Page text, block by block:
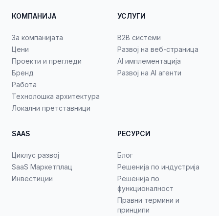
КОМПАНИЈА
За компанијата
Цени
Проекти и прегледи
Бренд
Работа
Технолошка архитектура
Локални претставници
УСЛУГИ
B2B системи
Развој на веб-страница
AI имплементација
Развој на AI агенти
SAAS
Циклус развој
SaaS Маркетплац
Инвестиции
РЕСУРСИ
Блог
Решенија по индустрија
Решенија по
функционалност
Правни термини и
принципи